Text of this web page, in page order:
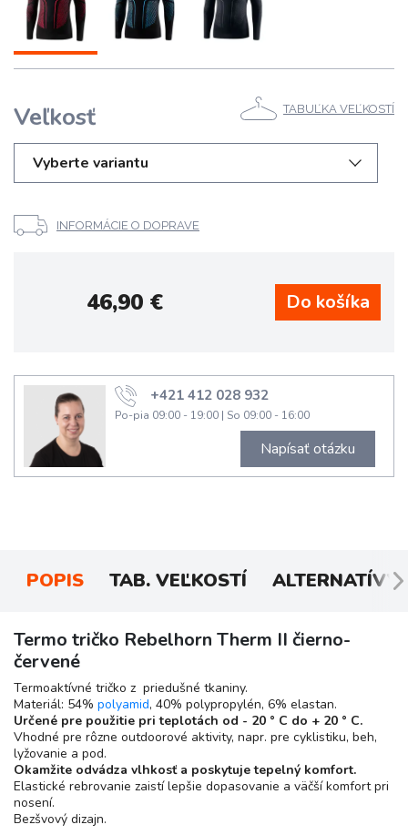
Veľkosť TABUĽKA VEĽKOSTÍ
Vyberte variantu
INFORMÁCIE O DOPRAVE
46,90€
+421 412 028 932
Po-pia 09:00 - 19:00 | So 09:00 - 16:00
Napísať otázku
POPIS TAB. VEĽKOSTÍ ALTERNATÍVY
Termo tričko Rebelhorn Therm II čierno-
červené
Termoaktívné tričko z priedušné tkaniny.
Materiál: 54% polyamid, 40% polypropylén, 6% elastan.
Určené pre použitie pri teplotách od - 20 ° C do + 20 ° C.
Vhodné pre rôzne outdoorové aktivity, napr. pre cyklistiku, beh,
lyžovanie a pod.
Okamžite odvádza vlhkosť a poskytuje tepelný komfort.
Elastické rebrovanie zaistí lepšie dopasovanie a väčší komfort pri
nosení.
Bezšvový dizajn.